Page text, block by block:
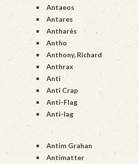
Antaeos
Antares
Antharès
Antho
Anthony, Richard
Anthrax
Anti
Anti Crap
Anti-Flag
Anti-lag
Antim Grahan
Antimatter